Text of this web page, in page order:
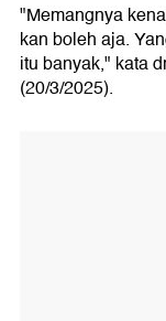
"Memangnya
kan boleh aja.
itu banyak," kata
(20/3/2025).